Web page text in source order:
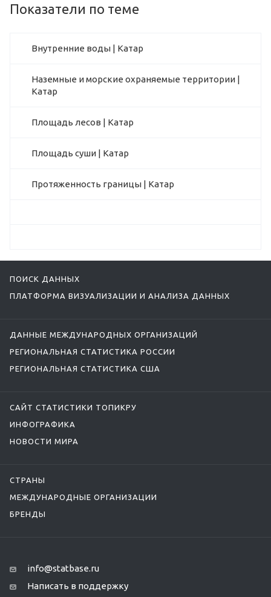
Показатели по теме
Внутренние воды | Катар
Наземные и морские охраняемые территории |
Катар
Площадь лесов | Катар
Площадь суши | Катар
Протяженность границы | Катар
ПОИСК ДАННЫХ
ПЛАТФОРМА ВИЗУАЛИЗАЦИИ И АНАЛИЗА ДАННЫХ
ДАННЫЕ МЕЖДУНАРОДНЫХ ОРГАНИЗАЦИЙ
РЕГИОНАЛЬНАЯ СТАТИСТИКА РОССИИ
РЕГИОНАЛЬНАЯ СТАТИСТИКА США
САЙТ СТАТИСТИКИ ТОПИКРУ
ИНФОГРАФИКА
НОВОСТИ МИРА
СТРАНЫ
МЕЖДУНАРОДНЫЕ ОРГАНИЗАЦИИ
БРЕНДЫ
info@statbase.ru
Написать в поддержку